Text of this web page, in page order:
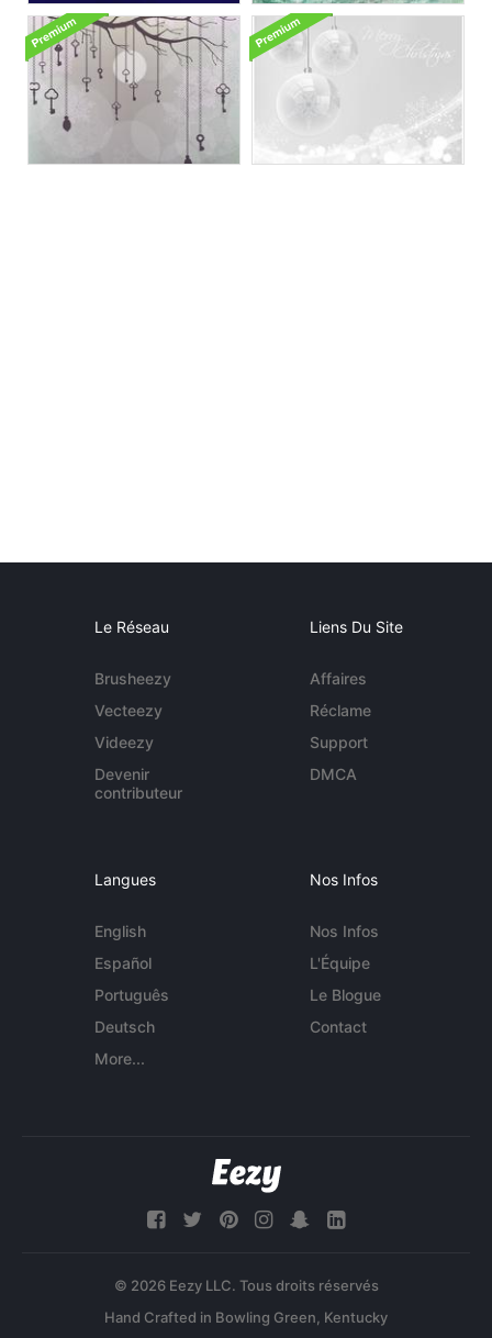
Le Réseau
Brusheezy
Vecteezy
Videezy
Devenir
contributeur
Liens Du Site
Affaires
Réclame
Support
DMCA
Langues
English
Español
Português
Deutsch
More...
Nos Infos
Nos Infos
L'Équipe
Le Blogue
Contact
© 2026 Eezy LLC. Tous droits réservés